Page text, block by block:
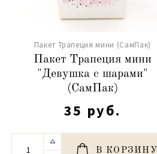
Пакет Трапеция мини (СамПак)
Пакет Трапеция мини
"Девушка с шарами"
(СамПак)
35 руб.
В КОРЗИНУ